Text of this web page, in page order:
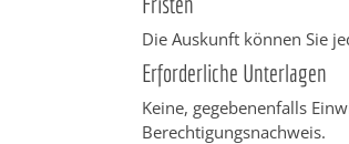
Die Auskunft können Sie
Erforderliche Unterlagen
Keine, gegebenenfalls
Berechtigungsnachweis.